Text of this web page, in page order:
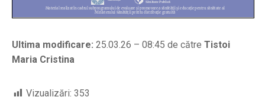
Ultima modificare: 25.03.26 – 08:45 de către Tistoi
Maria Cristina
Vizualizări: 353